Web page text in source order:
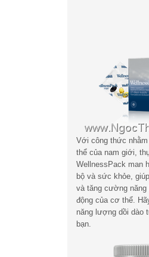
Với công thức
thể của nam giới,
WellnessPack man
bộ và sức khỏe,
và tăng cường
động của cơ thể.
năng lượng dồi dào
bạn.